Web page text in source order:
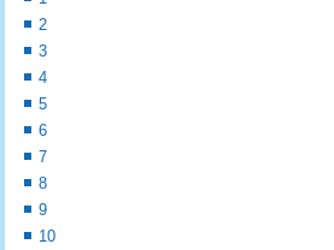
2
3
4
5
6
7
8
9
10